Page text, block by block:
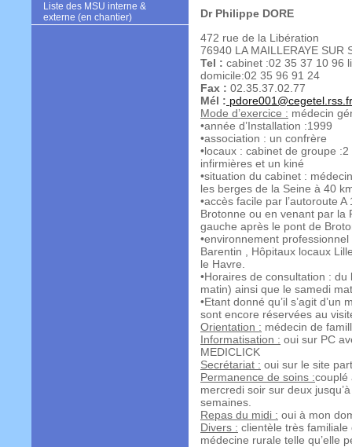
Liste des MSU interne &
externe (en chantier)
Dr Philippe DORE
472 rue de la Libération
76940 LA MAILLERAYE SUR
Tel : cabinet :02 35 37 10 96
domicile:02 35 96 91 24
Fax : 02.35.37.02.77
Mél : pdore001@cegetel.rss.fr
Mode d’exercice : médecin
•année d’Installation :1999
•association : un confrère
•locaux : cabinet de groupe
infirmières et un kiné
•situation du cabinet :
les berges de la Seine à 40
•accès facile par l’autoroute
Brotonne ou en venant par la
gauche après le pont de
•environnement
Barentin , Hôpitaux locaux
le Havre.
•Horaires de consultation :
matin) ainsi que le samedi
•Etant donné qu’il s’agit
sont encore réservées au
Orientation : médecin de
Informatisation : oui sur PC
MEDICLICK
Secrétariat : oui sur le site
Permanence de soins :couplé
mercredi soir sur deux
semaines.
Repas du midi : oui à mon
Divers : clientèle très familiale
médecine rurale telle qu’elle